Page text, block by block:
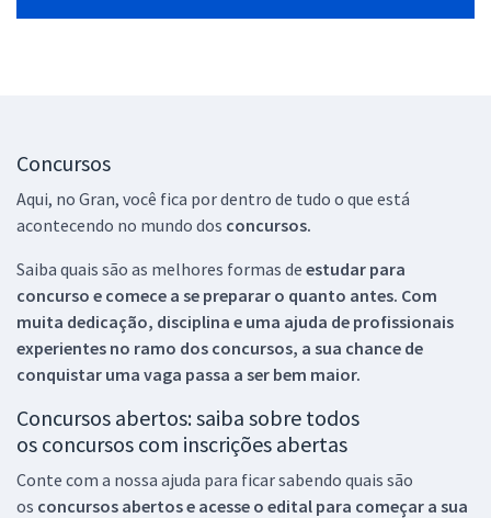
Concursos
Aqui, no Gran, você fica por dentro de tudo o que está
acontecendo no mundo dos concursos.
Saiba quais são as melhores formas de estudar para
concurso e comece a se preparar o quanto antes. Com
muita dedicação, disciplina e uma ajuda de profissionais
experientes no ramo dos concursos, a sua chance de
conquistar uma vaga passa a ser bem maior.
Concursos abertos: saiba sobre todos
os concursos com inscrições abertas
Conte com a nossa ajuda para ficar sabendo quais são
os concursos abertos e acesse o edital para começar a sua